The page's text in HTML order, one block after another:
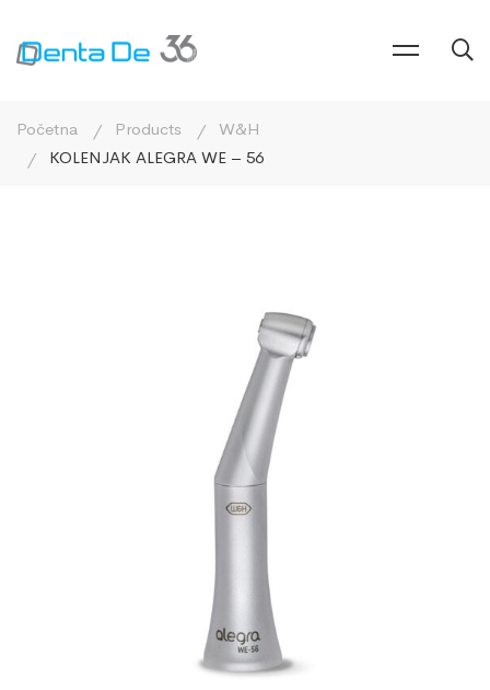
Početna Products
W&H
KOLENJAK ALEGRA WE – 56